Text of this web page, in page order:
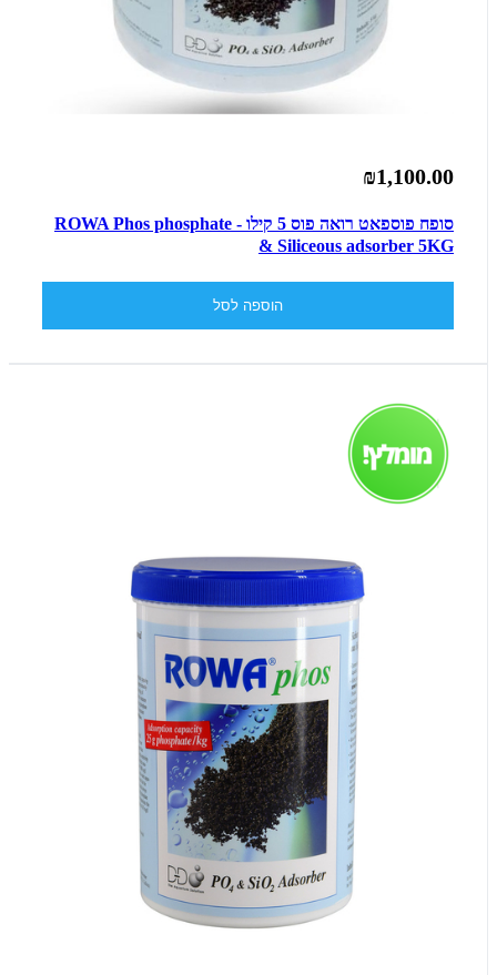
₪1,100.00
סופח פוספאט רואה פוס 5 קילו - ROWA Phos phosphate
& Siliceous adsorber 5KG
הוספה לסל